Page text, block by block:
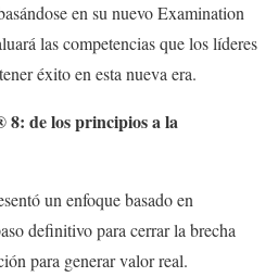
en su nuevo Examination
las competencias que los líderes
éxito en esta nueva era.
de los principios a la
un enfoque basado en
definitivo para cerrar la brecha
para generar valor real.